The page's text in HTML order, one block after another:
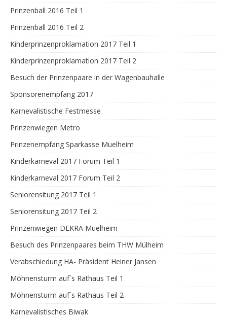
Prinzenball 2016 Teil 1
Prinzenball 2016 Teil 2
Kinderprinzenproklamation 2017 Teil 1
Kinderprinzenproklamation 2017 Teil 2
Besuch der Prinzenpaare in der Wagenbauhalle
Sponsorenempfang 2017
Karnevalistische Festmesse
Prinzenwiegen Metro
Prinzenempfang Sparkasse Muelheim
Kinderkarneval 2017 Forum Teil 1
Kinderkarneval 2017 Forum Teil 2
Seniorensitung 2017 Teil 1
Seniorensitung 2017 Teil 2
Prinzenwiegen DEKRA Muelheim
Besuch des Prinzenpaares beim THW Mülheim
Verabschiedung HA- Präsident Heiner Jansen
Möhnensturm auf`s Rathaus Teil 1
Möhnensturm auf`s Rathaus Teil 2
Karnevalistisches Biwak